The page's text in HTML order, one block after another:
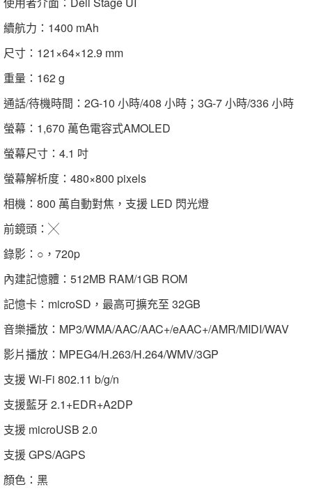
續航力：1400 mAh
尺寸：121×64×12.9 mm
重量：162 g
通話/待機時間：2G-10 小時/408 小時；3G-7 小時/336 小時
螢幕：1,670 萬色電容式AMOLED
螢幕尺寸：4.1 吋
螢幕解析度：480×800 pixels
相機：800 萬自動對焦，支援 LED 閃光燈
前鏡頭：╳
錄影：○，720p
內建記憶體：512MB RAM/1GB ROM
記憶卡：microSD，最高可擴充至 32GB
音樂播放：MP3/WMA/AAC/AAC+/eAAC+/AMR/MIDI/WAV
影片播放：MPEG4/H.263/H.264/WMV/3GP
支援 Wi-Fi 802.11 b/g/n
支援藍牙 2.1+EDR+A2DP
支援 microUSB 2.0
支援 GPS/AGPS
顏色：黑